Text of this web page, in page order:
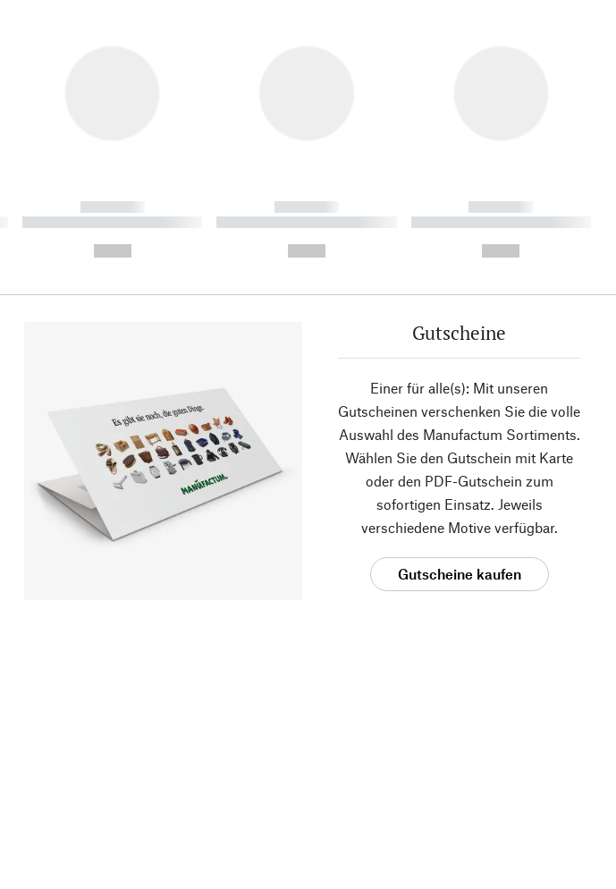
------------
----------- ----------- ----------
------------
----------- ----------- ----------
------------
----------- ----------- ----------
Gutscheine
Einer für alle(s): Mit unseren
Gutscheinen verschenken Sie die volle
Auswahl des Manufactum Sortiments.
Wählen Sie den Gutschein mit Karte
oder den PDF-Gutschein zum
sofortigen Einsatz. Jeweils
verschiedene Motive verfügbar.
Gutscheine kaufen